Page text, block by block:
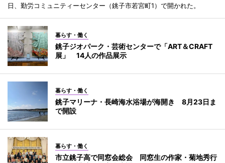
日、勤労コミュニティーセンター（銚子市若宮町1）で開かれた。
暮らす・働く
銚子ジオパーク・芸術センターで「ART＆CRAFT
展」 14人の作品展示
暮らす・働く
銚子マリーナ・長崎海水浴場が海開き 8月23日ま
で開設
暮らす・働く
市立銚子高で同窓会総会 同窓生の作家・菊地秀行